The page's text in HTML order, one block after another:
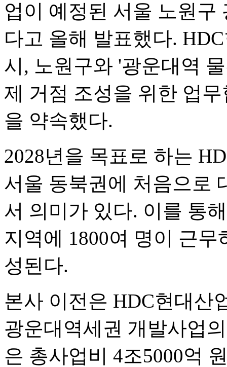
업이 예정된 서울 노원구
다고 올해 발표했다.
시, 노원구와 '광운대역
제 거점 조성을 위한 업
을 약속했다.
2028년을 목표로 하는
서울 동북권에 처음으로
서 의미가 있다. 이를 통
지역에 1800여 명이 근
성된다.
본사 이전은 HDC현대산
광운대역세권 개발사업
은 총사업비 4조5000억